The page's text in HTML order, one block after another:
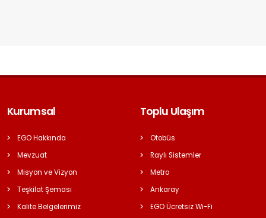
Kurumsal
EGO Hakkında
Mevzuat
Misyon ve Vizyon
Teşkilat Şeması
Kalite Belgelerimiz
Toplu Ulaşım
Otobüs
Raylı Sistemler
Metro
Ankaray
EGO Ücretsiz Wi-Fi